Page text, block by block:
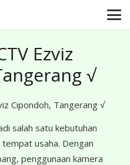
Ezviz
√
Cipondoh, Tangerang √
salah satu kebutuhan
usaha. Dengan
penggunaan kamera